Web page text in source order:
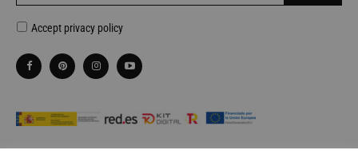
Accept privacy policy